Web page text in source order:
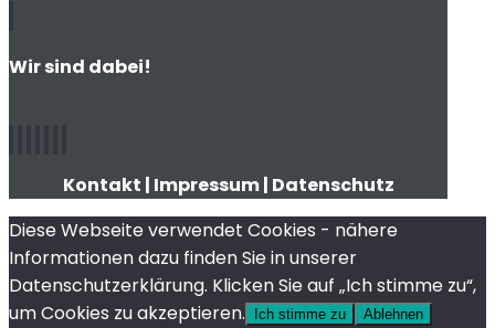
Wir sind dabei!
Kontakt | Impressum| Datenschutz
Diese Webseite verwendet Cookies - nähere
Informationen dazu finden Sie in unserer
Datenschutzerklärung. Klicken Sie auf „Ich stimme zu“,
um Cookies zu akzeptieren.
Ich stimme zu
Ablehnen